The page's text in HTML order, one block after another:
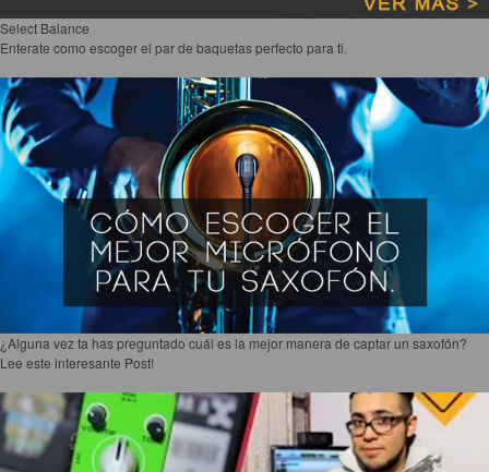
Banjo
Mariachi
Accesorios
Cuerdas
Cuerdas
Guitarra Metal
Guitarra Nylon
Guitarra Electrica
Bajo
Violin
Otros instrumentos de Cuerdas
Select Balance
Enterate como escoger el par de baquetas perfecto para ti.
¿Alguna vez ta has preguntado cuál es la mejor manera de captar un saxofón?
Lee este interesante Post!